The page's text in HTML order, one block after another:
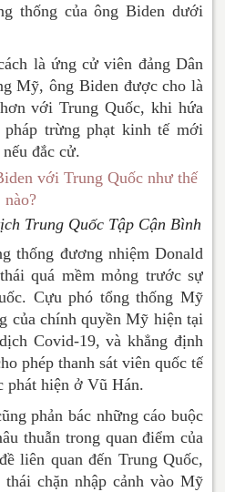
thống của ông Biden dưới
là ứng cử viên đảng Dân
Mỹ, ông Biden được cho là
với Trung Quốc, khi hứa
pháp trừng phạt kinh tế mới
đắc cử.
Trung Quốc Tập Cận Bình
thống đương nhiệm Donald
quá mềm mỏng trước sự
Cựu phó tổng thống Mỹ
của chính quyền Mỹ hiện tại
Covid-19, và khẳng định
phép thanh sát viên quốc tế
phát hiện ở Vũ Hán.
phản bác những cáo buộc
thuẫn trong quan điểm của
liên quan đến Trung Quốc,
chặn nhập cảnh vào Mỹ